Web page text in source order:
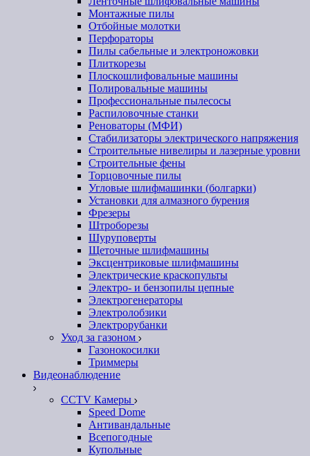
Монтажные пилы
Отбойные молотки
Перфораторы
Пилы сабельные и электроножовки
Плиткорезы
Плоскошлифовальные машины
Полировальные машины
Профессиональные пылесосы
Распиловочные станки
Реноваторы (МФИ)
Стабилизаторы электрического напряжения
Строительные нивелиры и лазерные уровни
Строительные фены
Торцовочные пилы
Угловые шлифмашинки (болгарки)
Установки для алмазного бурения
Фрезеры
Штроборезы
Шуруповерты
Щеточные шлифмашины
Эксцентриковые шлифмашины
Электрические краскопульты
Электро- и бензопилы цепные
Электрогенераторы
Электролобзики
Электрорубанки
Уход за газоном
Газонокосилки
Триммеры
Видеонаблюдение
CCTV Камеры
Speed Dome
Антивандальные
Всепогодные
Купольные